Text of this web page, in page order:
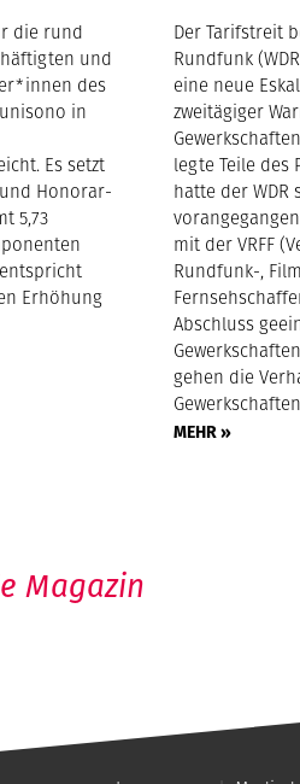
die rund
und
des
unisono in
Es setzt
Honorar-
5,73
Erhöhung
Der Tarifstreit
Rundfunk
eine neue
zweitägiger
legte Teile des
hatte der WDR
mit der VRFF
Rundfunk-,
Abschluss
gehen die
MEHR »
Magazin